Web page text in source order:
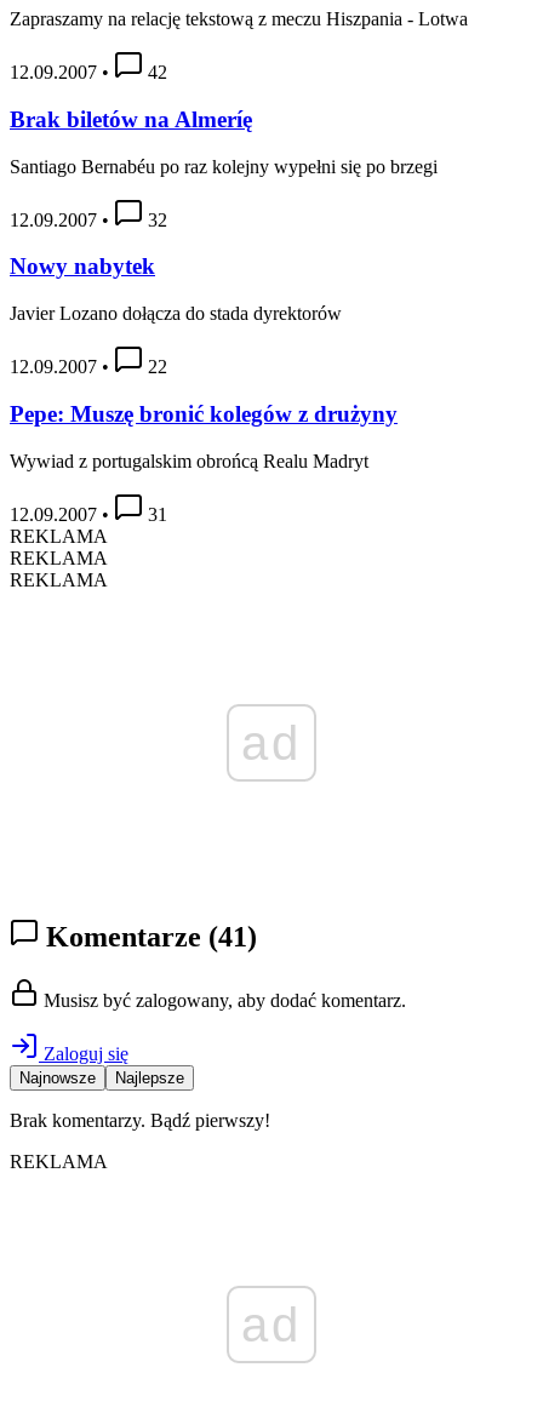
Zapraszamy na relację tekstową z meczu Hiszpania - Lotwa
12.09.2007 • 42
Brak biletów na Almeríę
Santiago Bernabéu po raz kolejny wypełni się po brzegi
12.09.2007 • 32
Nowy nabytek
Javier Lozano dołącza do stada dyrektorów
12.09.2007 • 22
Pepe: Muszę bronić kolegów z drużyny
Wywiad z portugalskim obrońcą Realu Madryt
12.09.2007 •
31
REKLAMA
REKLAMA
REKLAMA
ad
Komentarze (41)
Musisz być zalogowany, aby dodać komentarz.
Zaloguj się
Najnowsze Najlepsze
Brak komentarzy. Bądź pierwszy!
REKLAMA
ad